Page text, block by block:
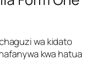
wa kidato
kwa hatua